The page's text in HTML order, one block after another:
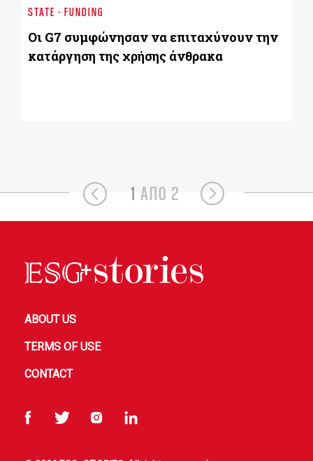
STATE - FUNDING
Οι G7 συμφώνησαν να επιταχύνουν την
κατάργηση της χρήσης άνθρακα
1 ΑΠΟ 2
ABOUT US
TERMS OF USE
CONTACT